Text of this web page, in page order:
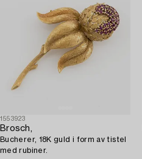
1553923
Brosch,
Bucherer, 18K guld i form av tistel
med rubiner.